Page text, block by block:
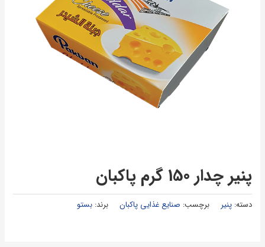
پنیر چدار 150 گرم پاکبان
دسته:پنیر برچسب: صنایع غذایی پاکبان برند:بستو